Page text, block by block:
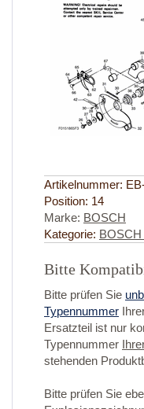
Artikelnummer:
Position: 14
Marke: BOSCH
Kategorie:
Bitte
Bitte prüfen Sie
Typennummer
Ersatzteil ist nur
Typennummer
stehenden
Bitte prüfen Sie